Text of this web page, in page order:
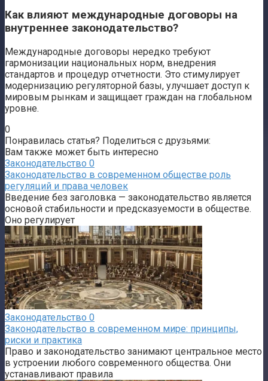
Как влияют международные договоры на
внутреннее законодательство?
Международные договоры нередко требуют
гармонизации национальных норм, внедрения
стандартов и процедур отчетности. Это стимулирует
модернизацию регуляторной базы, улучшает доступ к
мировым рынкам и защищает граждан на глобальном
уровне.
0
Понравилась статья? Поделиться с друзьями:
Вам также может быть интересно
Законодательство 0
Законодательство в современном обществе роль
регуляций и права человек
Введение без заголовка — законодательство является
основой стабильности и предсказуемости в обществе.
Оно регулирует
Законодательство 0
Законодательство в современном мире: принципы,
риски и практика
Право и законодательство занимают центральное место
в устроении любого современного общества. Они
устанавливают правила